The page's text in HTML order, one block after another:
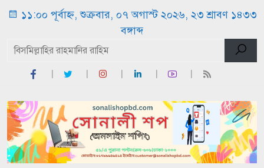
১১:০০ পূর্বাহ্ন, শুক্রবার, ০৭ অগাস্ট ২০২৬, ২৩ শ্রাবণ ১৪৩৩
বঙ্গাব্দ